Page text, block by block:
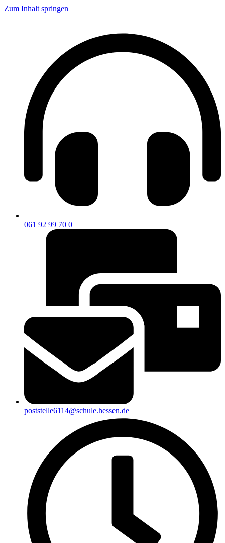
Zum Inhalt springen
061 92 99 70 0
poststelle6114@schule.hessen.de